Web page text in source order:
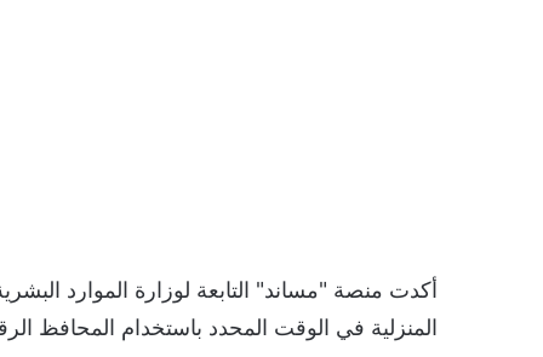
أكدت منصة "مساند" التابعة لوزارة الموارد
المنزلية في الوقت المحدد باستخدام المحافظ